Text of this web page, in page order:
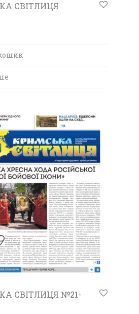
СВІТЛИЦЯ
СВІТЛИЦЯ №21-